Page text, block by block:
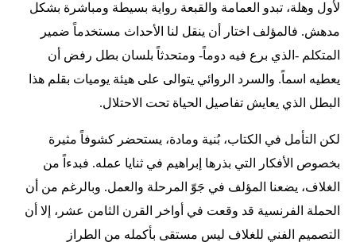
لأول وهلة، تبدو العمامة والقبعة رواية بسيطة ومباشرة بشكل
مدهش. فالمؤلف اختار أن ينقل لنا الأحداث مستخدماً ضمير
المتكلم -الذي برع فيه دوماً- ومتحدثاً بلسان بطل رفض أن
يعطيه اسماً. والسرد الروائي يتوالى على هيئة يوميات بقلم هذا
البطل الذي يعايش تفاصيل الحياة تحت الاحتلال.
لكن التأمل في الكتاب، بُنية ومادة، يستحضر كشوفاً مثيرة
بخصوص الأفكار التي بذرها إبراهيم في ثنايا عمله. فبدءاً من
الغلاف، يضعنا المؤلف في جَوّ المرحلة والعمل. وبالرغم من أن
الحملة الفرنسية قد وقعت في أواخر القرن الثامن عشر، إلا أن
التصميم الفني للغلاف ليس مستقى بأكمله من الطراز